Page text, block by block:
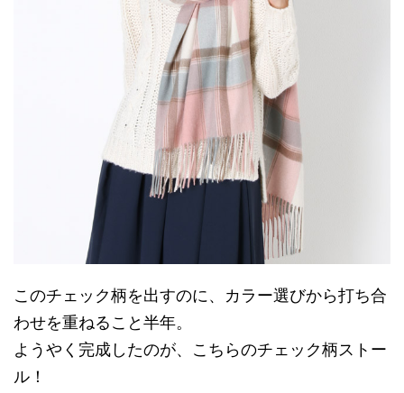
このチェック柄を出すのに、カラー選びから打ち合
わせを重ねること半年。
ようやく完成したのが、こちらのチェック柄ストー
ル！